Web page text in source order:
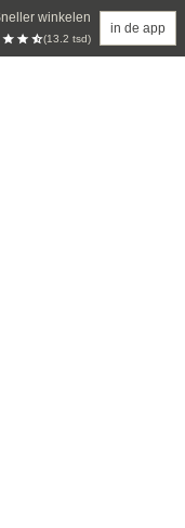
winkelen
(13.2 tsd)
in de app